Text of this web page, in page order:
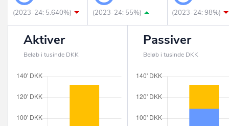
(2023-24: 5.640%) (2023-24: 55%) (2023-24: 98%)
Aktiver
Beløb i tusinde DKK
Passiver
Beløb i tusinde DKK